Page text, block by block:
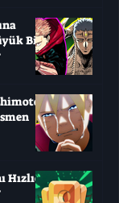
Bir